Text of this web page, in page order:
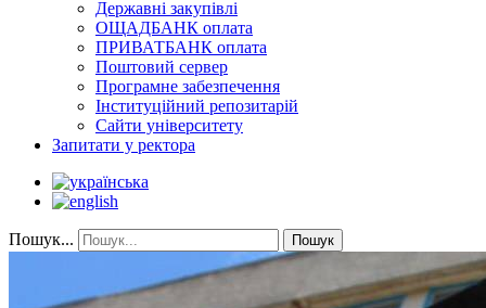
Державні закупівлі
ОЩАДБАНК оплата
ПРИВАТБАНК оплата
Поштовий сервер
Програмне забезпечення
Інституційний репозитарій
Сайти університету
Запитати у ректора
Пошук... Пошук